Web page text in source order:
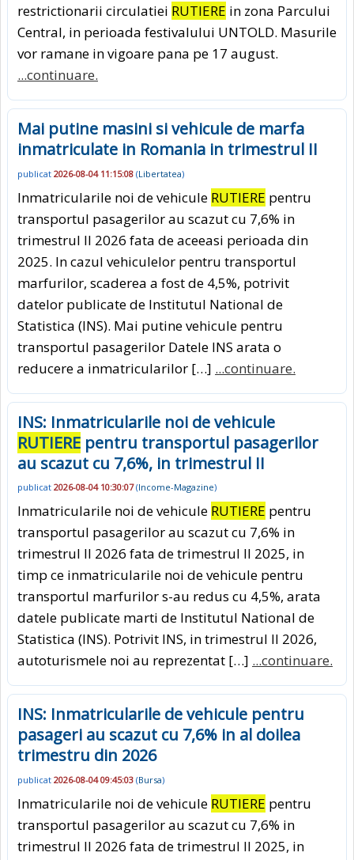
restrictionarii circulatiei RUTIERE in zona Parcului
Central, in perioada festivalului UNTOLD. Masurile
vor ramane in vigoare pana pe 17 august.
...continuare.
Mai putine masini si vehicule de marfa
inmatriculate in Romania in trimestrul II
publicat 2026-08-04 11:15:08 (Libertatea)
Inmatricularile noi de vehicule RUTIERE pentru
transportul pasagerilor au scazut cu 7,6% in
trimestrul II 2026 fata de aceeasi perioada din
2025. In cazul vehiculelor pentru transportul
marfurilor, scaderea a fost de 4,5%, potrivit
datelor publicate de Institutul National de
Statistica (INS). Mai putine vehicule pentru
transportul pasagerilor Datele INS arata o
reducere a inmatricularilor […] ...continuare.
INS: Inmatricularile noi de vehicule
RUTIERE pentru transportul pasagerilor
au scazut cu 7,6%, in trimestrul II
publicat 2026-08-04 10:30:07(Income-Magazine)
Inmatricularile noi de vehicule RUTIERE pentru
transportul pasagerilor au scazut cu 7,6% in
trimestrul II 2026 fata de trimestrul II 2025, in
timp ce inmatricularile noi de vehicule pentru
transportul marfurilor s-au redus cu 4,5%, arata
datele publicate marti de Institutul National de
Statistica (INS). Potrivit INS, in trimestrul II 2026,
autoturismele noi au reprezentat […] ...continuare.
INS: Inmatricularile de vehicule pentru
pasageri au scazut cu 7,6% in al doilea
trimestru din 2026
publicat 2026-08-04 09:45:03 (Bursa)
Inmatricularile noi de vehicule RUTIERE pentru
transportul pasagerilor au scazut cu 7,6% in
trimestrul II 2026 fata de trimestrul II 2025, in